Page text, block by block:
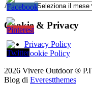
Archivio
Cookie & Privacy
Privacy Policy
Cookie Policy
2026 Vivere Outdoor ®
Blog di Everestthemes